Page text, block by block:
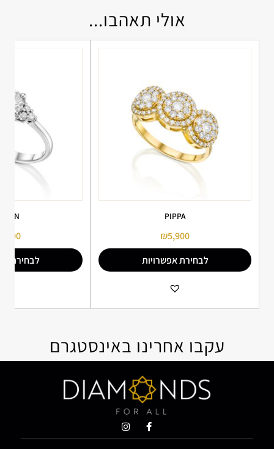
אולי תאהבו...
PIPPA
₪5,900
לבחירת אפשרויות
הוספה למועדפים
לבחירת
עקבו אחרינו באינסטגרם